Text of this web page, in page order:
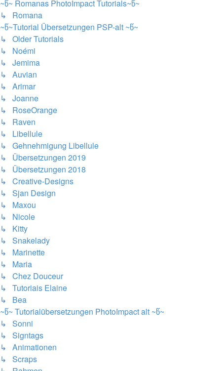
~წ~ Romanas PhotoImpact Tutorials~წ~
↳ Romana
~წ~Tutorial Übersetzungen PSP-alt ~წ~
↳ Older Tutorials
↳ Noémi
↳ Jemima
↳ Auvian
↳ Arimar
↳ Joanne
↳ RoseOrange
↳ Raven
↳ Libellule
↳ Gehnehmigung Libellule
↳ Übersetzungen 2019
↳ Übersetzungen 2018
↳ Creative-Designs
↳ Sjan Design
↳ Maxou
↳ Nicole
↳ Kitty
↳ Snakelady
↳ Marinette
↳ Maria
↳ Chez Douceur
↳ Tutoriais Elaine
↳ Bea
~წ~ Tutorialübersetzungen PhotoImpact alt ~წ~
↳ Sonni
↳ Signtags
↳ Animationen
↳ Scraps